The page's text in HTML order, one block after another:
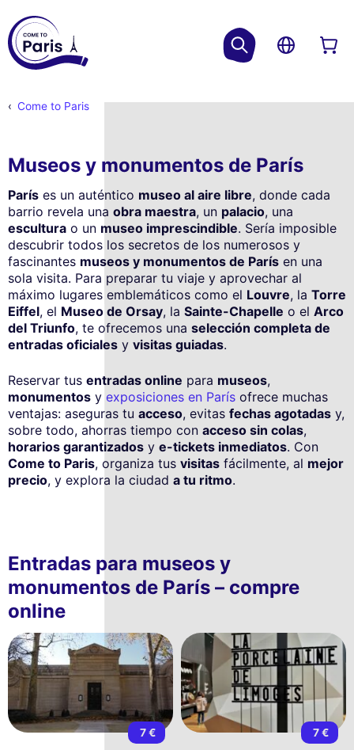
Come to Paris
Museos y monumentos de París
París es un auténtico museo al aire libre, donde cada
barrio revela una obra maestra, un palacio, una
escultura o un museo imprescindible. Sería imposible
descubrir todos los secretos de los numerosos y
fascinantes museos y monumentos de París en una
sola visita. Para preparar tu viaje y aprovechar al
máximo lugares emblemáticos como el Louvre, la Torre
Eiffel, el Museo de Orsay, la Sainte-Chapelle o el Arco
del Triunfo, te ofrecemos una selección completa de
entradas oficiales y visitas guiadas.
Reservar tus entradas online para museos,
monumentos y exposiciones en París ofrece muchas
ventajas: aseguras tu acceso, evitas fechas agotadas y,
sobre todo, ahorras tiempo con acceso sin colas,
horarios garantizados y e-tickets inmediatos. Con
Come to Paris, organiza tus visitas fácilmente, al mejor
precio, y explora la ciudad a tu ritmo.
Entradas para museos y
monumentos de París – compre
online
7 € 7 €